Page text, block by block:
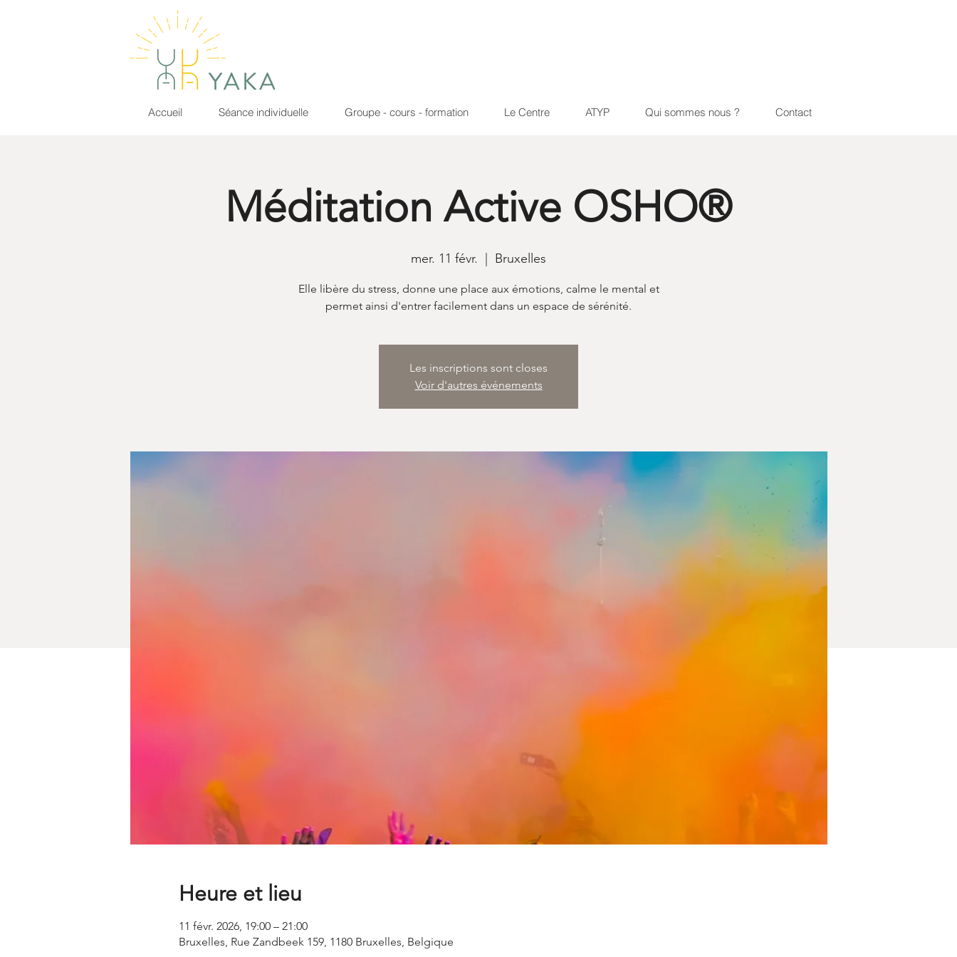
Accueil Séance individuelle Groupe - cours - formation Le Centre ATYP Qui sommes nous ? Contact
Méditation Active OSHO®
mer. 11 févr. Bruxelles
Elle libère du stress, donne une place aux émotions, calme le mental et
permet ainsi d'entrer facilement dans un espace de sérénité.
Les inscriptions sont closes
Voir d'autres événements
Heure et lieu
11 févr. 2026, 19:00 – 21:00
Bruxelles, Rue Zandbeek 159, 1180 Bruxelles, Belgique